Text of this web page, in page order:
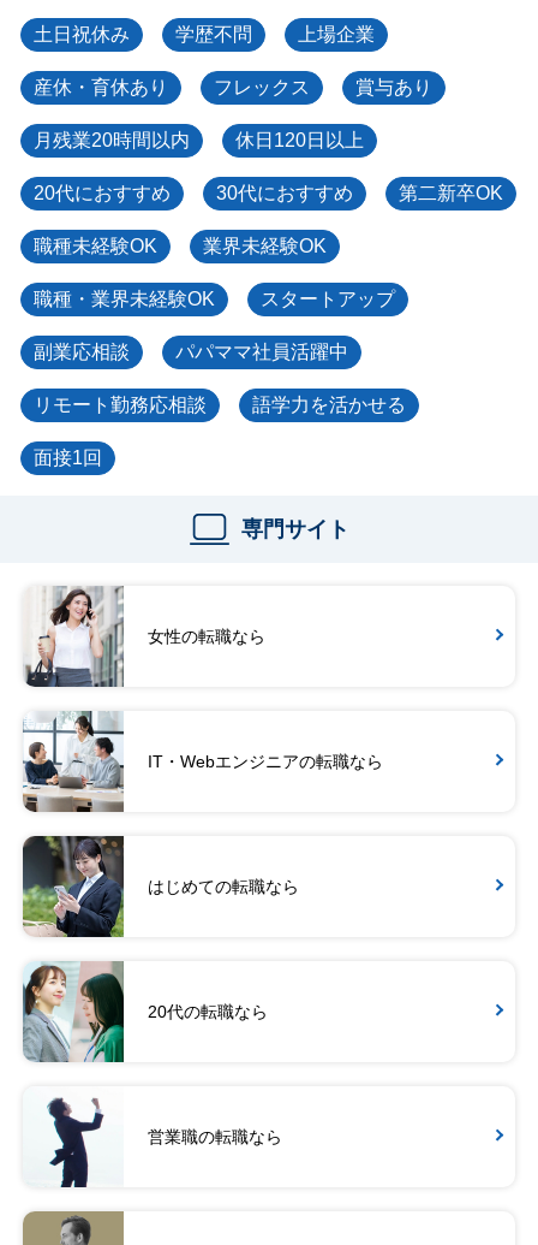
土日祝休み 学歴不問 上場企業
産休・育休あり フレックス 賞与あり
月残業20時間以内 休日120日以上
20代におすすめ 30代におすすめ 第二新卒OK
職種未経験OK 業界未経験OK
職種・業界未経験OK スタートアップ
副業応相談 パパママ社員活躍中
リモート勤務応相談 語学力を活かせる
面接1回
専門サイト
女性の転職なら
IT・Webエンジニアの転職なら
はじめての転職なら
20代の転職なら
営業職の転職なら